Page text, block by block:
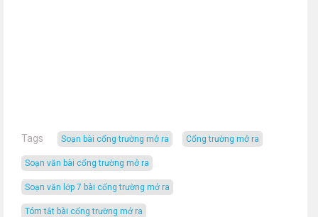
Tags soạn bài cổng trường mở ra cổng trường mở ra
soạn văn bài cổng trường mở ra
soạn văn lớp 7 bài cổng trường mở ra
tóm tắt bài cổng trường mở ra